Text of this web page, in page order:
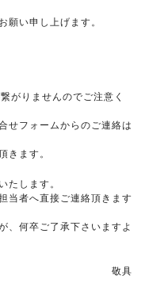
願い申し上げます。
がりませんのでご注意く
せフォームからのご連絡は
きます。
たします。
当者へ直接ご連絡頂きます
、何卒ご了承下さいますよ
敬具